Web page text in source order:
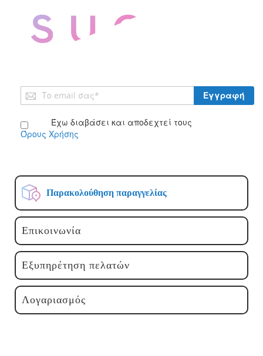
Παρακολούθηση παραγγελίας
Επικοινωνία
Εξυπηρέτηση πελατών
Λογαριασμός
Εγγραφή
στο
Δελτίο: Έχω διαβάσει και αποδεχτεί τους
Όρους Χρήσης
Εγγραφή